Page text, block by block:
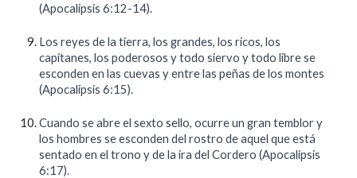
(Apocalipsis 6:12-14).
Los reyes de la tierra, los grandes, los ricos, los
capitanes, los poderosos y todo siervo y todo libre se
esconden en las cuevas y entre las peñas de los montes
(Apocalipsis 6:15).
Cuando se abre el sexto sello, ocurre un gran temblor y
los hombres se esconden del rostro de aquel que está
sentado en el trono y de la ira del Cordero (Apocalipsis
6:17).